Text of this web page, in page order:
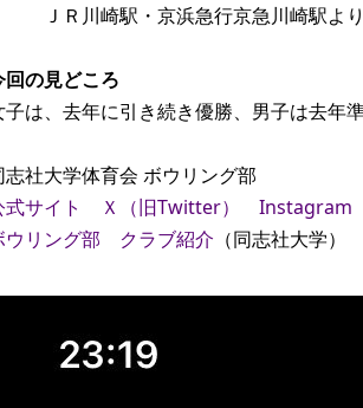
ＪＲ川崎駅・京浜急行京急川崎駅よ
回の見どころ
子は、去年に引き続き優勝、男子は去年
志社大学体育会 ボウリング部
式サイト
Ｘ（旧Twitter） Instagram
ウリング部 クラブ紹介 （同志社大学）